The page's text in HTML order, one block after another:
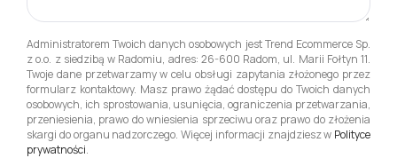
Administratorem Twoich danych osobowych jest Trend Ecommerce Sp.
z o.o. z siedzibą w Radomiu, adres: 26-600 Radom, ul. Marii Fołtyn 11.
Twoje dane przetwarzamy w celu obsługi zapytania złożonego przez
formularz kontaktowy. Masz prawo żądać dostępu do Twoich danych
osobowych, ich sprostowania, usunięcia, ograniczenia przetwarzania,
przeniesienia, prawo do wniesienia sprzeciwu oraz prawo do złożenia
skargi do organu nadzorczego. Więcej informacji znajdziesz w Polityce
prywatności.